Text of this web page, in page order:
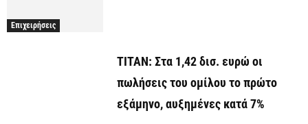
Επιχειρήσεις
ΤΙΤΑΝ: Στα 1,42 δισ. ευρώ οι
πωλήσεις του ομίλου το πρώτο
εξάμηνο, αυξημένες κατά 7%